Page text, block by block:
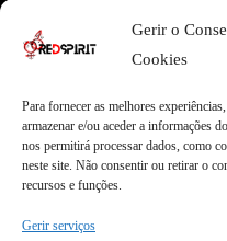
Gerir o
Cookies
Para fornecer as melhores
armazenar e/ou aceder a informações
nos permitirá processar dados, como
neste site. Não consentir ou retirar o
recursos e funções.
Gerir serviços
Termos e Condições
Cookies
Garantias
Entregas Express